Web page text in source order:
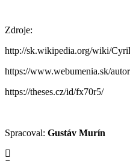
Zdroje:
http://sk.wikipedia.org/wiki/
https://www.webumenia.sk/
https://theses.cz/id/fx70r5/
Spracoval: Gustáv Murín